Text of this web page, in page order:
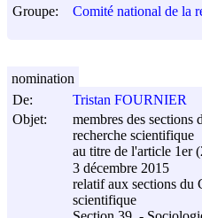
Groupe:
Comité national de la
De:
Tristan FOURNIER
Objet:
membres des sections
recherche scientifique
au titre de l'article 1er
3 décembre 2015
relatif aux sections du
scientifique
nomination